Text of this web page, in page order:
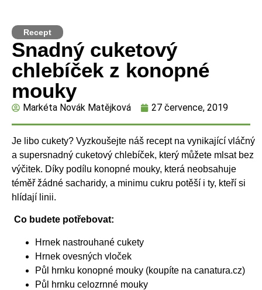
Recept
Snadný cuketový
chlebíček z konopné
mouky
Markéta Novák Matějková 27 července, 2019
Je libo cukety? Vyzkoušejte náš recept na vynikající vláčný
a supersnadný cuketový chlebíček, který můžete mlsat bez
výčitek. Díky podílu konopné mouky, která neobsahuje
téměř žádné sacharidy, a minimu cukru potěší i ty, kteří si
hlídají linii.
Co budete potřebovat:
Hrnek nastrouhané cukety
Hrnek ovesných vloček
Půl hrnku konopné mouky (koupíte na canatura.cz)
Půl hrnku celozrnné mouky